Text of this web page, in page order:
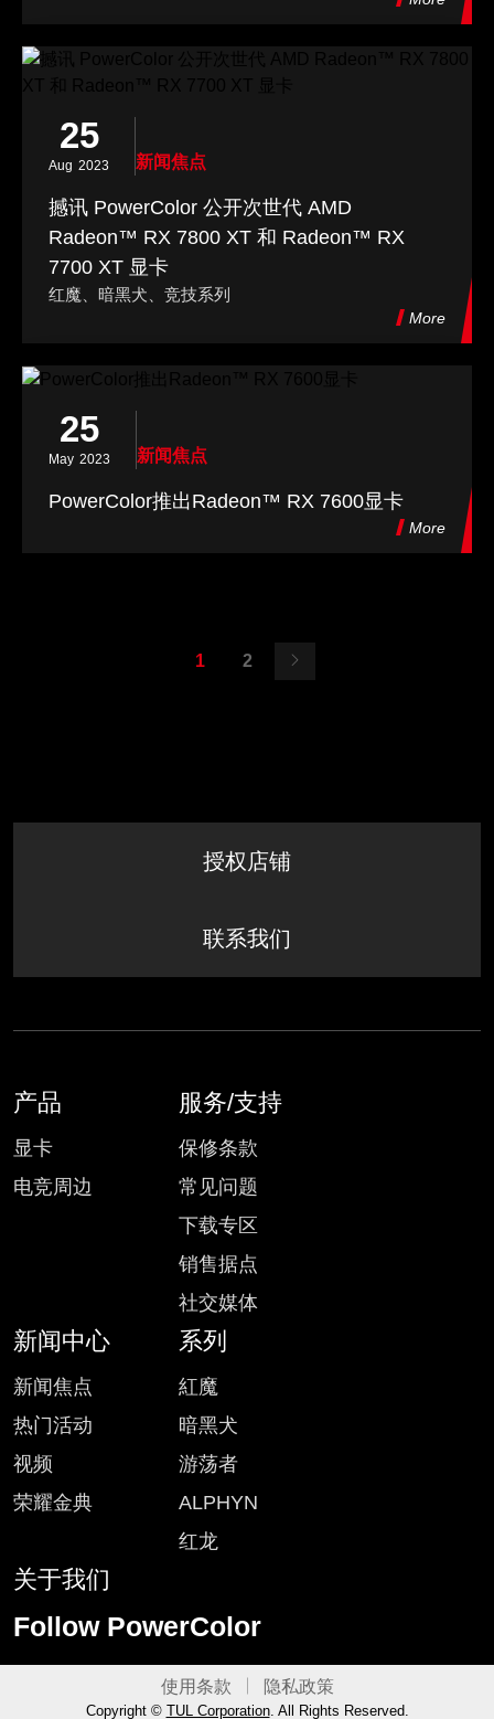
25
Aug 2023 新闻焦点
撼讯 PowerColor 公开次世代 AMD
Radeon™ RX 7800 XT 和 Radeon™ RX
7700 XT 显卡
红魔、暗黑犬、竞技系列
More
25
May 2023 新闻焦点
PowerColor推出Radeon™ RX 7600显卡
More
1 2
授权店铺
联系我们
产品
显卡
电竞周边
服务/支持
保修条款
常见问题
下载专区
销售据点
社交媒体
新闻中心
新闻焦点
热门活动
视频
荣耀金典
系列
紅魔
暗黑犬
游荡者
ALPHYN
红龙
关于我们
Follow PowerColor
使用条款 隐私政策
Copyright © TUL Corporation. All Rights Reserved.